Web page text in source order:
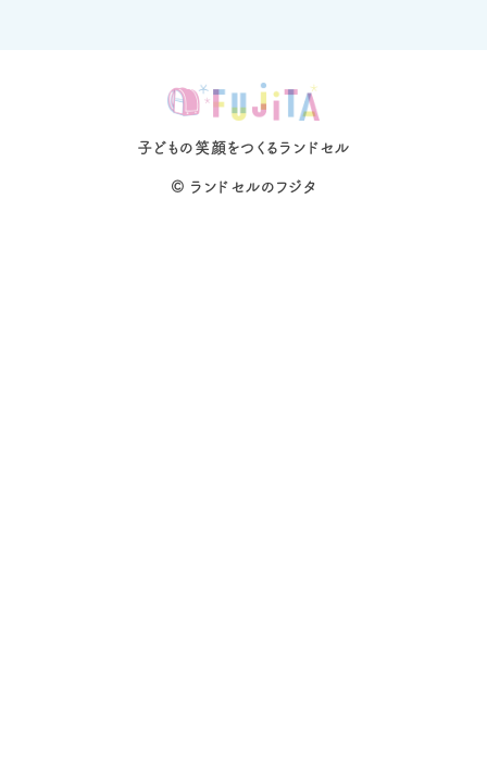
子どもの笑顔をつくるランドセル
© ランドセルのフジタ